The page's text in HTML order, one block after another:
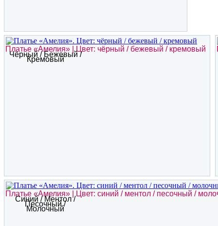
Платье «Амелия» | Цвет: чёрный / бежевый / кремовый
Чёрный / Бежевый /
Кремовый
Платье «Амелия» | Цвет: синий / ментол / песочный /
Синий / Ментол /
Песочный /
Молочный